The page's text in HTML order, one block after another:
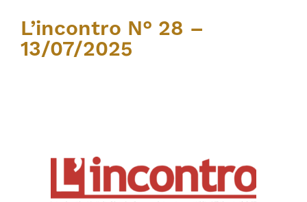
L’incontro N° 28 –
13/07/2025